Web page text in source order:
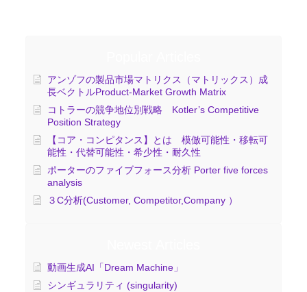
アンゾフの製品市場マトリクス（マトリックス）成
長ベクトルProduct-Market Growth Matrix
コトラーの競争地位別戦略 Kotler’s Competitive
Position Strategy
【コア・コンピタンス】とは 模倣可能性・移転可
能性・代替可能性・希少性・耐久性
ポーターのファイブフォース分析 Porter five forces
analysis
３C分析(Customer, Competitor,Company ）
動画生成AI「Dream Machine」
シンギュラリティ (singularity)